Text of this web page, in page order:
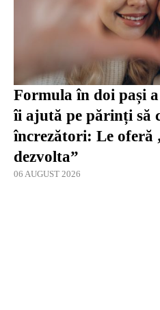
Formula în doi pași
îi ajută pe părinți să
încrezători: Le oferă
dezvolta”
06 AUGUST 2026